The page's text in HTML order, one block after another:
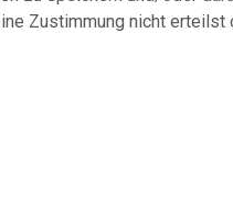
Zustimmung nicht